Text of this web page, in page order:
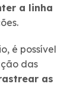
a linha
é possível
das
as